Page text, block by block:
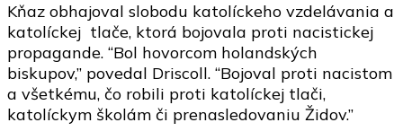
Kňaz obhajoval slobodu katolíckeho vzdelávania a
katolíckej tlače, ktorá bojovala proti nacistickej
propagande. “Bol hovorcom holandských
biskupov,” povedal Driscoll. “Bojoval proti nacistom
a všetkému, čo robili proti katolíckej tlači,
katolíckym školám či prenasledovaniu Židov.”